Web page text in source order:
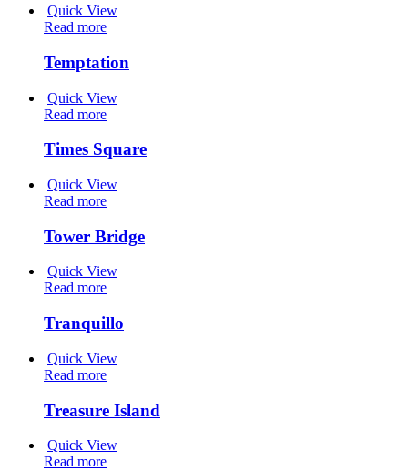
Quick View
Read more
Temptation
Quick View
Read more
Times Square
Quick View
Read more
Tower Bridge
Quick View
Read more
Tranquillo
Quick View
Read more
Treasure Island
Quick View
Read more